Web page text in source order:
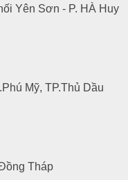
Yên Sơn - P. HÀ Huy
Mỹ, TP.Thủ Dầu
Tháp